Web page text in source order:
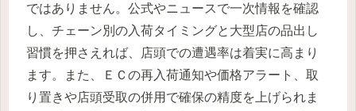
ではありません。公式やニュースで一次情報を確認
し、チェーン別の入荷タイミングと大型店の品出し
習慣を押さえれば、店頭での遭遇率は着実に高まり
ます。また、ＥＣの再入荷通知や価格アラート、取
り置きや店頭受取の併用で確保の精度を上げられま